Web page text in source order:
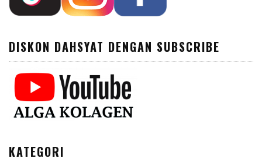
DISKON DAHSYAT DENGAN SUBSCRIBE
KATEGORI